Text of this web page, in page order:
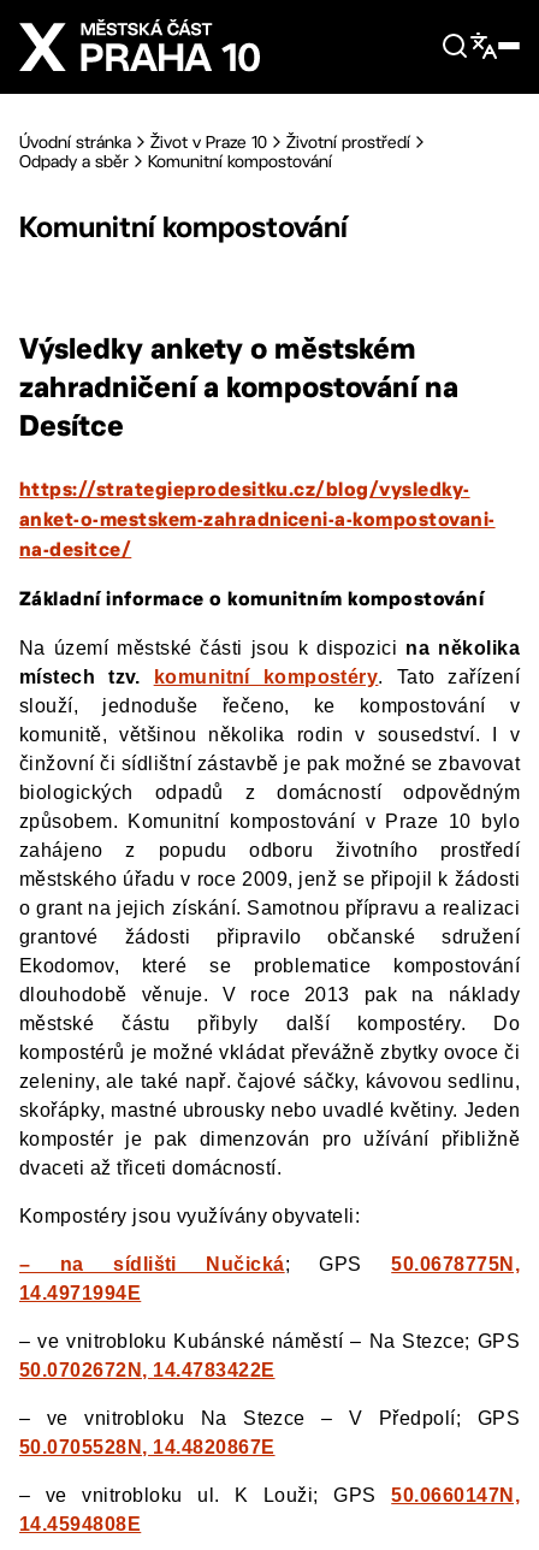
Přejít na hlavní obsah
Úvodní stránka Život v Praze 10
Životní prostředí
Odpady a sběr
Komunitní kompostování
Komunitní kompostování
Výsledky ankety o městském
zahradničení a kompostování na
Desítce
https://strategieprodesitku.cz/blog/vysledky-
anket-o-mestskem-zahradniceni-a-kompostovani-
na-desitce/
Základní informace o komunitním kompostování
Na území městské části jsou k dispozici na několika
místech tzv.
komunitní kompostéry. Tato zařízení
slouží, jednoduše řečeno, ke kompostování v
komunitě, většinou několika rodin v sousedství. I v
činžovní či sídlištní zástavbě je pak možné se zbavovat
biologických odpadů z domácností odpovědným
způsobem. Komunitní kompostování v Praze 10 bylo
zahájeno z popudu odboru životního prostředí
městského úřadu v roce 2009, jenž se připojil k žádosti
o grant na jejich získání. Samotnou přípravu a realizaci
grantové žádosti připravilo občanské sdružení
Ekodomov, které se problematice kompostování
dlouhodobě věnuje. V roce 2013 pak na náklady
městské částu přibyly další kompostéry. Do
kompostérů je možné vkládat převážně zbytky ovoce či
zeleniny, ale také např. čajové sáčky, kávovou sedlinu,
skořápky, mastné ubrousky nebo uvadlé květiny. Jeden
kompostér je pak dimenzován pro užívání přibližně
dvaceti až třiceti domácností.
Kompostéry jsou využívány obyvateli:
– na sídlišti Nučická; GPS50.0678775N,
14.4971994E
– ve vnitrobloku Kubánské náměstí – Na Stezce; GPS
50.0702672N, 14.4783422E
– ve vnitrobloku Na Stezce – V Předpolí; GPS
50.0705528N, 14.4820867E
– ve vnitrobloku ul. K Louži; GPS50.0660147N,
14.4594808E